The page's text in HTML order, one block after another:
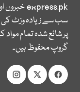
express.pkخبروں
سب سے زیادہ وزٹ
پر شائع شدہ تمام
گروپ محفوظ ہیں۔